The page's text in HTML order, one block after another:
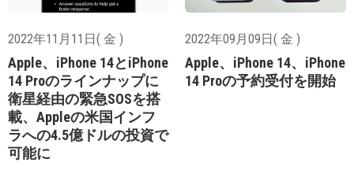
2022年11月11日( 金 )
Apple、iPhone 14とiPhone
14 Proのラインナップに
衛星経由の緊急SOSを搭
載、Appleの米国インフ
ラへの4.5億ドルの投資で
可能に
2022年09月09日( 金 )
Apple、iPhone 14、iPhone
14 Proの予約受付を開始